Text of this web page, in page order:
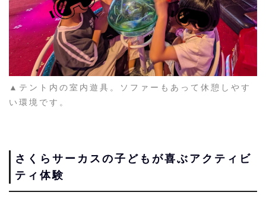
▲テント内の室内遊具。ソファーもあって休憩しやす
い環境です。
さくらサーカスの子どもが喜ぶアクティビ
ティ体験